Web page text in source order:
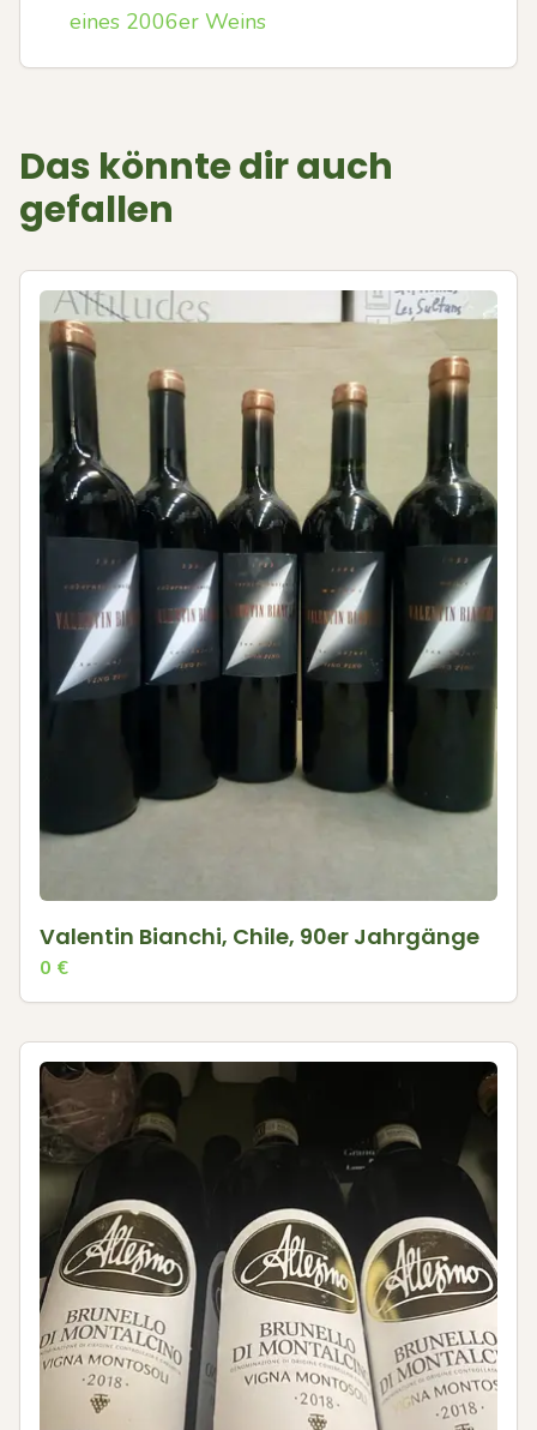
eines 2006er Weins
Das könnte dir auch
gefallen
Valentin Bianchi, Chile, 90er Jahrgänge
0 €